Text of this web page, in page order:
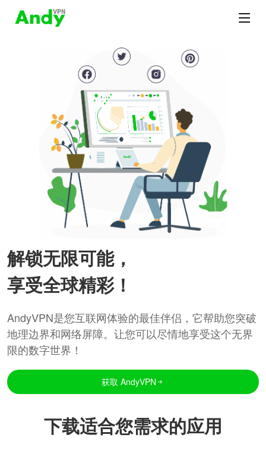
解锁无限可能，
享受全球精彩！
AndyVPN是您互联网体验的最佳伴侣，它帮助您突破
地理边界和网络屏障。让您可以尽情地享受这个无界
限的数字世界！
获取 AndyVPN
下载适合您需求的应用